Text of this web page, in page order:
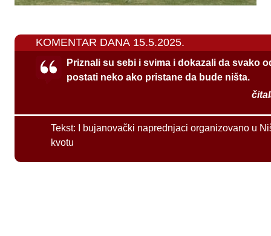
KOMENTAR DANA 15.5.2025.
Priznali su sebi i svima i dokazali da svako
postati neko ako pristane da bude ništa.
Tekst:
I bujanovački naprednjaci organizovano u
kvotu